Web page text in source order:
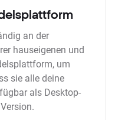
an der
hauseigenen und
um
sie alle deine
als Desktop-